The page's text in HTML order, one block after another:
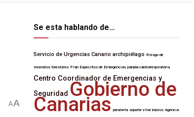
AA
Se esta hablando de…
Servicio de Urgencias Canario archipiélago Riesgo de
incendios forestales Plan Específico de Emergencias parada cardiorrespiratoria
Centro Coordinador de Emergencias y
Seguridad Gobierno de
Canarias prealerta soporte vital básico Agencia